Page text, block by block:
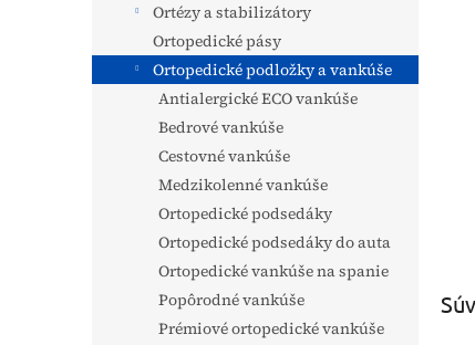
Ortézy a stabilizátory
Ortopedické pásy
Ortopedické podložky a vankúše
Antialergické ECO vankúše
Bedrové vankúše
Cestovné vankúše
Medzikolenné vankúše
Ortopedické podsedáky
Ortopedické podsedáky do auta
Ortopedické vankúše na spanie
Popôrodné vankúše
Prémiové ortopedické vankúše